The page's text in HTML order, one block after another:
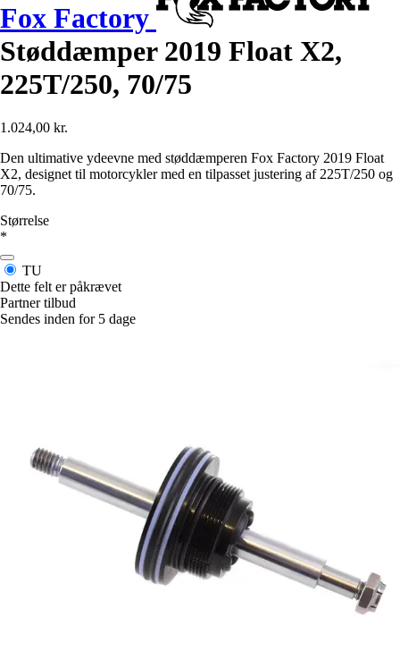
Fox Factory
Støddæmper 2019 Float X2,
225T/250, 70/75
1.024,00 kr.
Den ultimative ydeevne med støddæmperen Fox Factory 2019 Float
X2, designet til motorcykler med en tilpasset justering af 225T/250 og
70/75.
Størrelse
*
TU
Dette felt er påkrævet
Partner tilbud
Sendes inden for 5 dage